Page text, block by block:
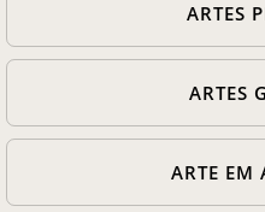
ARTES
ARTES
ARTE EM